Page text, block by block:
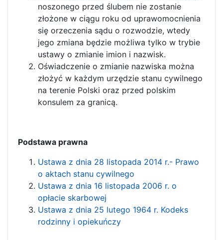
noszonego przed ślubem nie zostanie
złożone w ciągu roku od uprawomocnienia
się orzeczenia sądu o rozwodzie, wtedy
jego zmiana będzie możliwa tylko w trybie
ustawy o zmianie imion i nazwisk.
Oświadczenie o zmianie nazwiska można
złożyć w każdym urzędzie stanu cywilnego
na terenie Polski oraz przed polskim
konsulem za granicą.
Podstawa prawna
Ustawa z dnia 28 listopada 2014 r.- Prawo
o aktach stanu cywilnego
Ustawa z dnia 16 listopada 2006 r. o
opłacie skarbowej
Ustawa z dnia 25 lutego 1964 r. Kodeks
rodzinny i opiekuńczy